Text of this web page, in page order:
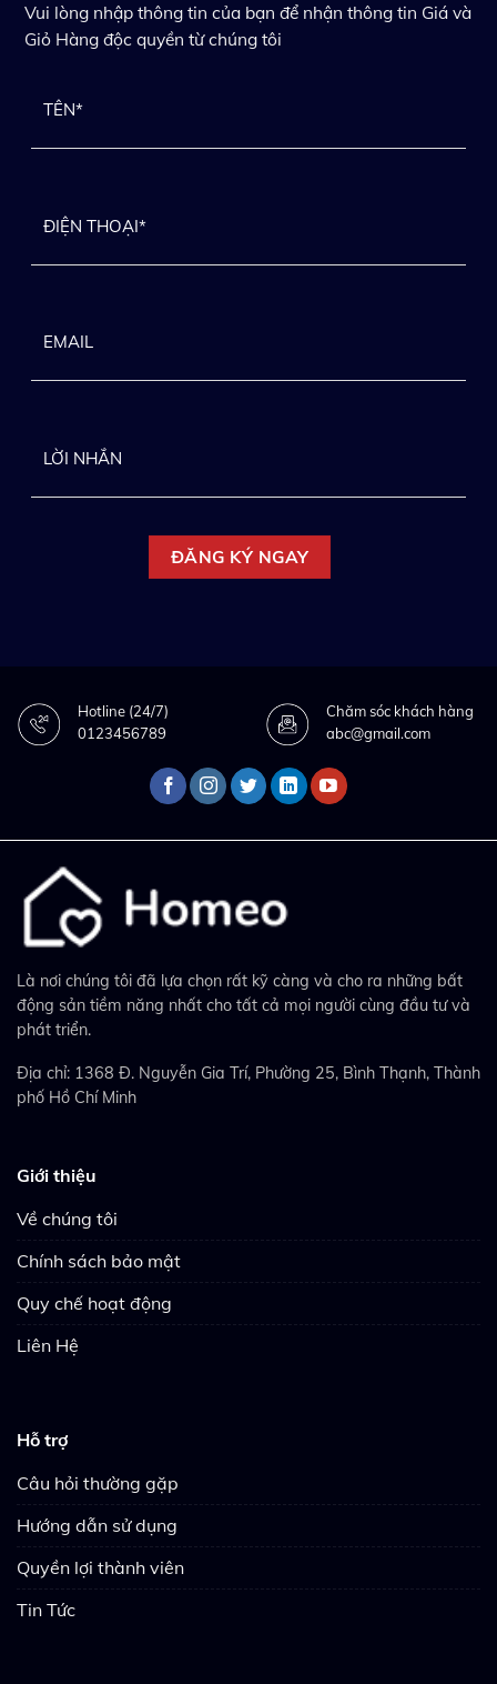
Vui lòng nhập thông tin của bạn để nhận thông tin Giá và
Giỏ Hàng độc quyền từ chúng tôi
Hotline (24/7)
0123456789
Chăm sóc khách hàng
abc@gmail.com
Là nơi chúng tôi đã lựa chọn rất kỹ càng và cho ra những bất
động sản tiềm năng nhất cho tất cả mọi người cùng đầu tư và
phát triển.
Địa chỉ: 1368 Đ. Nguyễn Gia Trí, Phường 25, Bình Thạnh, Thành
phố Hồ Chí Minh
Giới thiệu
Về chúng tôi
Chính sách bảo mật
Quy chế hoạt động
Liên Hệ
Hỗ trợ
Câu hỏi thường gặp
Hướng dẫn sử dụng
Quyền lợi thành viên
Tin Tức